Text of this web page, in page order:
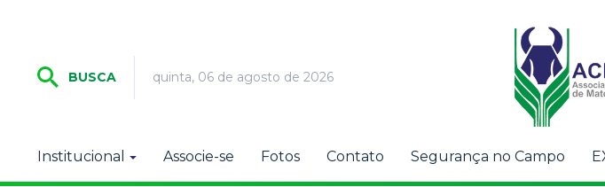
BUSCA quinta, 06 de agosto de 2026
Institucional Associe-se Fotos Contato Segurança no Campo